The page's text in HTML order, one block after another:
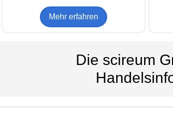
Mehr erfahren
Die scireum